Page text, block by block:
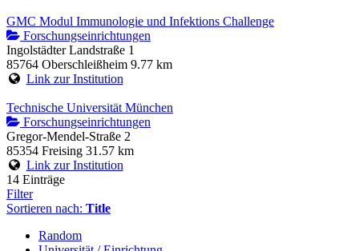
GMC Modul Immunologie und Infektions Challenge
Forschungseinrichtungen
Ingolstädter Landstraße 1
85764 Oberschleißheim 9.77 km
Link zur Institution
Technische Universität München
Forschungseinrichtungen
Gregor-Mendel-Straße 2
85354 Freising 31.57 km
Link zur Institution
14 Einträge
Filter
Sortieren nach: Title
Random